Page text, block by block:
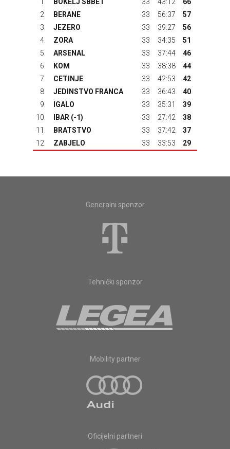
2.
BERANE 33 56:37
57
3.
JEZERO 33 39:27
56
4.
ZORA 33 34:35
51
5.
ARSENAL 33 37:44
46
6.
KOM 33 38:38
44
7.
CETINJE 33 42:53
42
8.
JEDINSTVO FRANCA 33 36:43
40
9.
IGALO 33 35:31
39
10.
IBAR (-1) 33 27:42
38
11.
BRATSTVO 33 37:42
37
12.
ZABJELO 33 33:53 29
Generalni sponzor
Tehnički sponzor
Mobility partner
Oficijelni partneri